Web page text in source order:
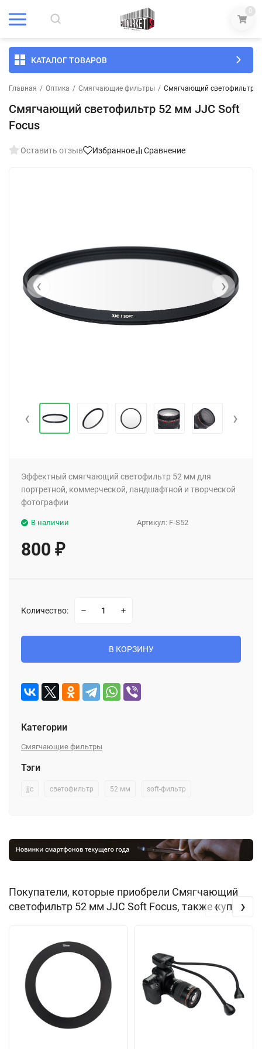
0
КАТАЛОГ ТОВАРОВ
Главная / Оптика / Смягчающие фильтры / Смягчающий светофильтр
Смягчающий светофильтр 52 мм JJC Soft
Focus
Оставить отзыв Избранное Сравнение
‹ ›
‹ ›
Эффектный смягчающий светофильтр 52 мм для
портретной, коммерческой, ландшафтной и творческой
фотографии
Артикул: F-S52
В наличии
800 ₽
Количество:
В КОРЗИНУ
Категории
Смягчающие фильтры
Тэги
jjc светофильтр 52 мм soft-фильтр
Покупатели, которые приобрели Смягчающий
светофильтр 52 мм JJC Soft Focus, также купили
‹ ›